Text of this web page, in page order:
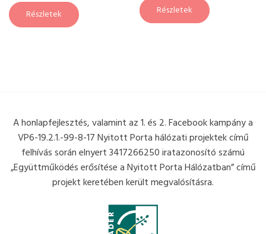
Részletek Részletek
A honlapfejlesztés, valamint az 1. és 2. Facebook kampány a
VP6-19.2.1.-99-8-17 Nyitott Porta hálózati projektek című
felhívás során elnyert 3417266250 iratazonosító számú
„Együttműködés erősítése a Nyitott Porta Hálózatban” című
projekt keretében került megvalósításra.